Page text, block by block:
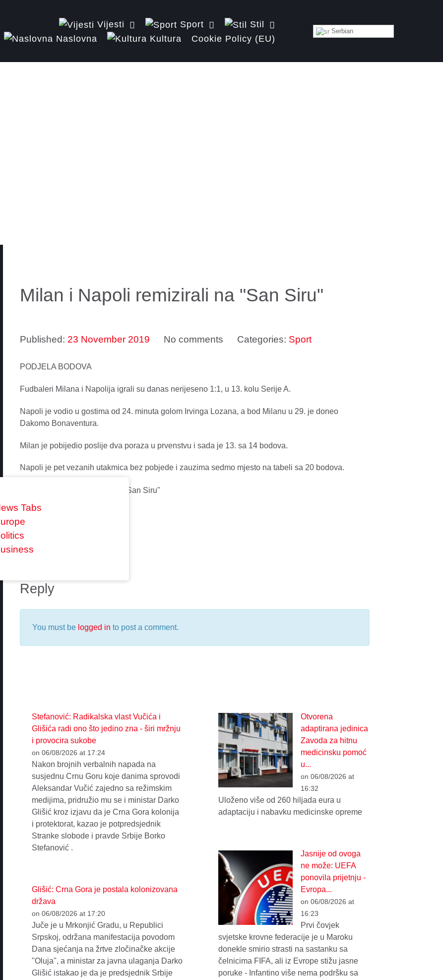
Vijesti Sport
Stil
Naslovna
Kultura Cookie Policy (EU)
Serbian
Tabs
Milan i Napoli remizirali na "San Siru"
Published: 23 November 2019 No comments Categories: Sport
PODJELA BODOVA
Fudbaleri Milana i Napolija igrali su danas nerijeseno 1:1, u 13. kolu Serije A.
Napoli je vodio u gostima od 24. minuta golom Irvinga Lozana, a bod Milanu u 29. je doneo
Dakomo Bonaventura.
Milan je pobijedio poslije dva poraza u prvenstvu i sada je 13. sa 14 bodova.
Napoli je pet vezanih utakmica bez pobjede i zauzima sedmo mjesto na tabeli sa 20 bodova.
0 comments
Reply
You must be logged in to post a comment.
Stefanović: Radikalska vlast Vučića i
Glišića radi ono što jedino zna - širi mržnju
i provocira sukobe
on 06/08/2026 at 17:24
Nakon brojnih verbalnih napada na
susjednu Crnu Goru koje danima sprovodi
Aleksandar Vučić zajedno sa režimskim
medijima, pridružio mu se i ministar Darko
Glišić kroz izjavu da je Crna Gora kolonija
i protektorat, kazao je potpredsjednik
Stranke slobode i pravde Srbije Borko
Stefanović .
Glišić: Crna Gora je postala kolonizovana
država
on 06/08/2026 at 17:20
Juče je u Mrkonjić Gradu, u Republici
Srpskoj, održana manifestacija povodom
Dana sjećanja na žrtve zločinačke akcije
"Oluja", a ministar za javna ulaganja Darko
Glišić istakao je da je predsjednik Srbije
Otvorena
adaptirana jedinica
Zavoda za hitnu
medicinsku pomoć
u...
on 06/08/2026 at
16:32
Uloženo više od 260 hiljada eura u
adaptaciju i nabavku medicinske opreme
Jasnije od ovoga
ne može: UEFA
ponovila prijetnju -
Evropa...
on 06/08/2026 at
16:23
Prvi čovjek
svjetske krovne federacije je u Maroku
donekle smirio strasti na sastanku sa
čelnicima FIFA, ali iz Evrope stižu jasne
poruke - Infantino više nema podršku sa